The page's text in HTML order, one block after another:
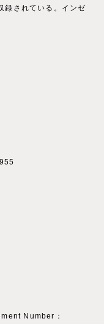
録されている。インゼ
Number：